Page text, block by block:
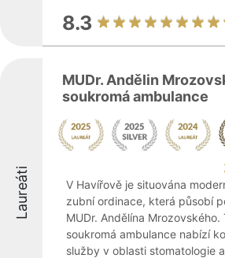
8.3
Laureáti
MUDr. Andělin
soukromá ambulance
V Havířově je situována
zubní ordinace, která působí
MUDr. Andělína Mrozovského.
soukromá ambulance nabízí
služby v oblasti stomatologie